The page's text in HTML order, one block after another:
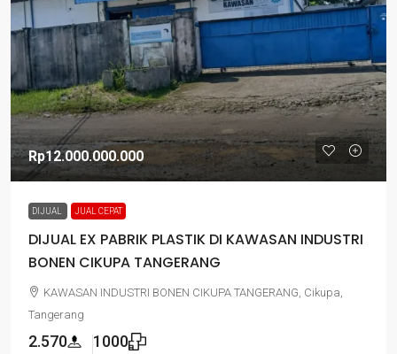
Rp12.000.000.000
DIJUAL JUAL CEPAT
DIJUAL EX PABRIK PLASTIK DI KAWASAN INDUSTRI
BONEN CIKUPA TANGERANG
KAWASAN INDUSTRI BONEN CIKUPA TANGERANG, Cikupa,
Tangerang
2.570 1000